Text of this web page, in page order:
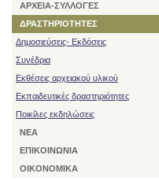
ΑΡΧΕΙΑ-ΣΥΛΛΟΓΕΣ
ΔΡΑΣΤΗΡΙΟΤΗΤΕΣ
Δημοσιεύσεις- Εκδόσεις
Συνέδρια
Εκθέσεις αρχειακού υλικού
Εκπαιδευτικές δραστηριότητες
Ποικίλες εκδηλώσεις
ΝΕΑ
ΕΠΙΚΟΙΝΩΝΙΑ
ΟΙΚΟΝΟΜΙΚΑ